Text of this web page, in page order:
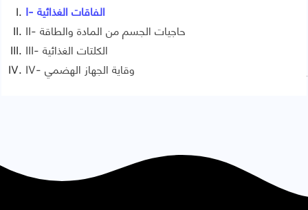
I- الفاقات الغذائية
II- حاجيات الجسم من المادة والطاقة
III- الكلتات الغذائية
IV- وقاية الجهاز الهضمي